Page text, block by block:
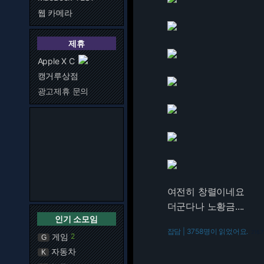
웹 카메라
제휴
Apple X C
캥거루상점
광고제휴 문의
인기 소모임
G 게임 2
K 자동차
여전히 창렬이네요
더군다나 노황금....
잡담 | 3758명이 읽었어요.